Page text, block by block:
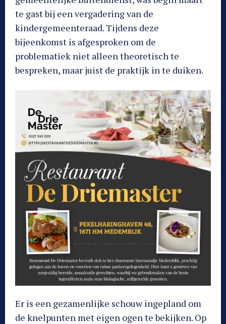
te gast bij een vergadering van de
kindergemeenteraad. Tijdens deze
bijeenkomst is afgesproken om de
problematiek niet alleen theoretisch te
bespreken, maar juist de praktijk in te duiken.
Er is een gezamenlijke schouw ingepland om
de knelpunten met eigen ogen te bekijken. Op